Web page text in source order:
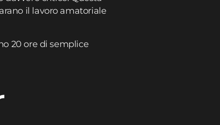
il lavoro amatoriale
20 ore di semplice